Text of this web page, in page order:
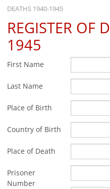
DEATHS 1940-1945
HOME
WHAT'S ON
EXHIBITIONS
HISTORY
EDUCATION
RESEARCH
SERVICE
REGISTER OF
1945
First Name
Last Name
Place of Birth
Country of Birth
Place of Death
Prisoner
Number